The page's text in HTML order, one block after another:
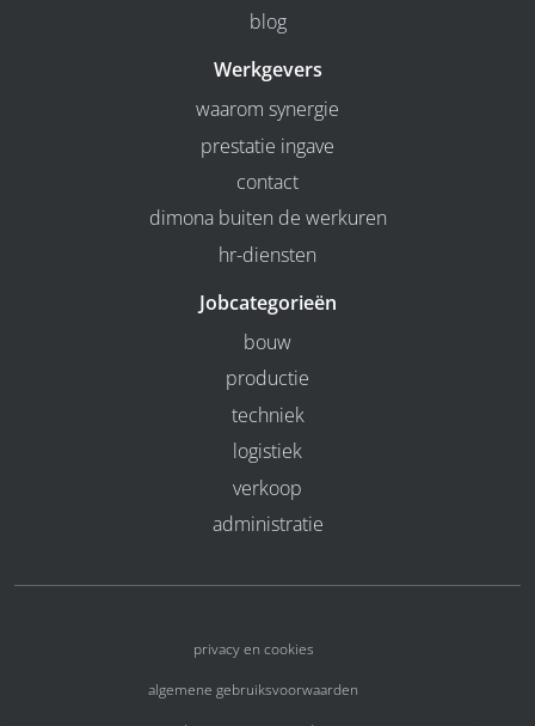
blog
Werkgevers
waarom synergie
prestatie ingave
contact
dimona buiten de werkuren
hr-diensten
Jobcategorieën
bouw
productie
techniek
logistiek
verkoop
administratie
privacy en cookies
algemene gebruiksvoorwaarden